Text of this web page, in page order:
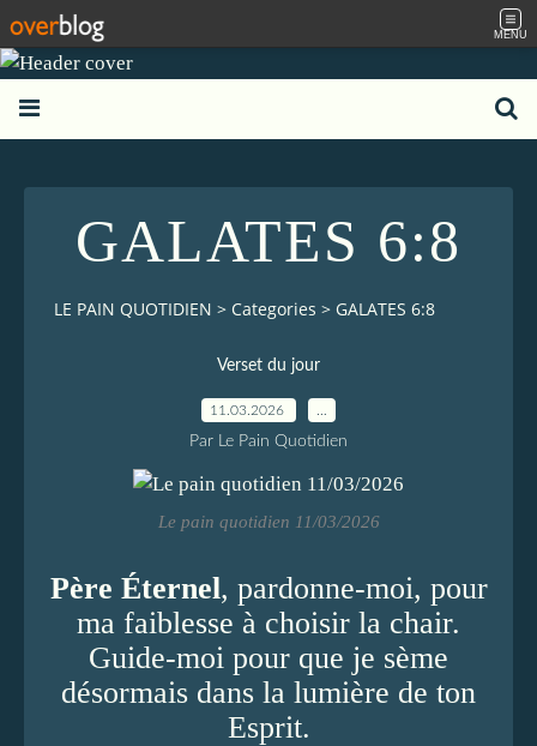
MENU
GALATES 6:8
LE PAIN QUOTIDIEN > Categories > GALATES 6:8
Verset du jour
11.03.2026
Par Le Pain Quotidien
Le pain quotidien 11/03/2026
Père Éternel, pardonne-moi, pour
ma faiblesse à choisir la chair.
Guide-moi pour que je sème
désormais dans la lumière de ton
Esprit.